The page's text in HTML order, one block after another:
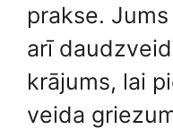
prakse.
arī
krājums, lai
veida